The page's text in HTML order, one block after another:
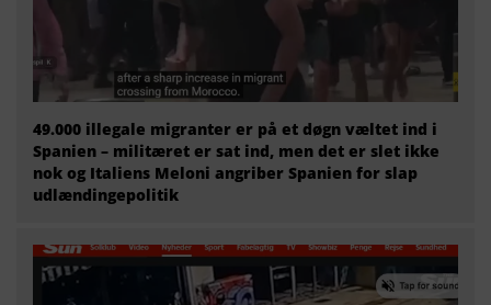
49.000 illegale migranter er på et døgn væltet ind i
Spanien – militæret er sat ind, men det er slet ikke
nok og Italiens Meloni angriber Spanien for slap
udlændingepolitik